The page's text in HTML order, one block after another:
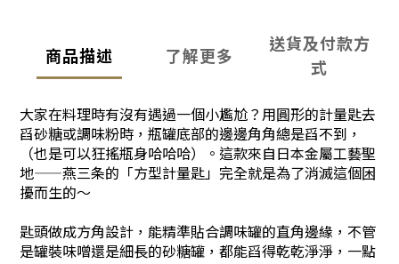
商品描述 了解更多
送貨及付款方
式
大家在料理時有沒有遇過一個小尷尬？用圓形的計量匙去
舀砂糖或調味粉時，瓶罐底部的邊邊角角總是舀不到，
（也是可以狂搖瓶身哈哈哈）。這款來自日本金屬工藝聖
地——燕三条的「方型計量匙」完全就是為了消滅這個困
擾而生的～
匙頭做成方角設計，能精準貼合調味罐的直角邊緣，不管
是罐裝味噌還是細長的砂糖罐，都能舀得乾乾淨淨，一點